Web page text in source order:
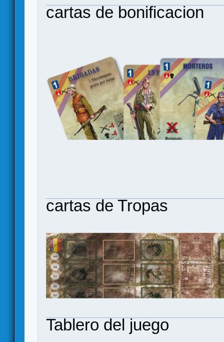
cartas de bonificacion
cartas de Tropas
Tablero del juego